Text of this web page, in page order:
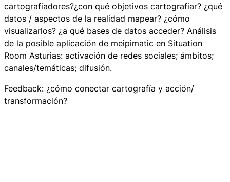
cartografiadores?¿con qué objetivos cartografiar? ¿qué
datos / aspectos de la realidad mapear? ¿cómo
visualizarlos? ¿a qué bases de datos acceder? Análisis
de la posible aplicación de meipimatic en Situation
Room Asturias: activación de redes sociales; ámbitos;
canales/temáticas; difusión.
Feedback: ¿cómo conectar cartografía y acción/
transformación?